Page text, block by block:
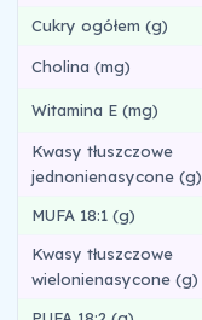
Cukry ogółem (g)
Cholina (mg)
Witamina E (mg)
Kwasy tłuszczowe
jednonienasycone (g)
MUFA 18:1 (g)
Kwasy tłuszczowe
wielonienasycone (g)